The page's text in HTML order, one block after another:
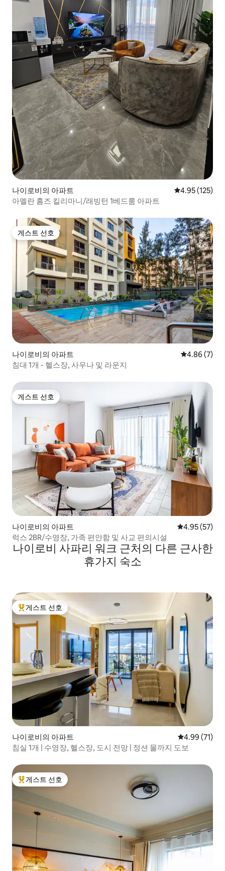
나이로비의 아파트 평점 4.95점(5
4.95 (125)
아멜란 홈즈 킬리마니/래빙턴 1베드룸 아파트
게스트 선호
게스트 선호
나이로비의 아파트 평점 4.86점
4.86 (7)
침대 1개 - 헬스장, 사우나 및 라운지
게스트 선호
게스트 선호
나이로비의 아파트 평점 4.95점(5
4.95 (57)
럭스 2BR/수영장, 가족 편안함 및 사교 편의시설
나이로비 사파리 워크 근처의 다른 근사한
휴가지 숙소
상위 게스트 선호
게스트 선호
나이로비의 아파트 평점 4.99점
4.99 (71)
침실 1개 | 수영장, 헬스장, 도시 전망 | 정션 몰까지 도보
상위 게스트 선호
게스트 선호